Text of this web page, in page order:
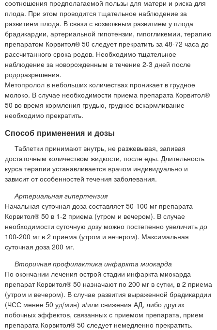
соотношения предполагаемой пользы для матери и риска для
плода. При этом проводится тщательное наблюдение за
развитием плода. В связи с возможным развитием у плода
брадикардии, артериальной гипотензии, гипогликемии, терапию
препаратом Корвитол® 50 следует прекратить за 48-72 часа до
рассчитанного срока родов. Необходимо тщательное
наблюдение за новорожденным в течение 2-3 дней после
родоразрешения.
Метопролол в небольших количествах проникает в грудное
молоко. В случае необходимости приема препарата Корвитол®
50 во время кормления грудью, грудное вскармливание
необходимо прекратить.
Способ применения и дозы
Таблетки принимают внутрь, не разжевывая, запивая
достаточным количеством жидкости, после еды. Длительность
курса терапии устанавливается врачом индивидуально и
зависит от особенностей течения заболевания.
Артериальная гипертензия
Начальная суточная доза составляет 50-100 мг препарата
Корвитол® 50 в 1-2 приема (утром и вечером). В случае
необходимости суточную дозу можно постепенно увеличить до
100-200 мг в 2 приема (утром и вечером). Максимальная
суточная доза 200 мг.
Вторичная профилактика инфаркта миокарда
По окончании лечения острой стадии инфаркта миокарда
препарат Корвитол® 50 назначают по 200 мг в сутки, в 2 приема
(утром и вечером). В случае развития выраженной брадикардии
(ЧСС менее 50 уд/мин) и/или снижения АД, либо других
побочных эффектов, связанных с приемом препарата, прием
препарата Корвитол® 50 следует немедленно прекратить.